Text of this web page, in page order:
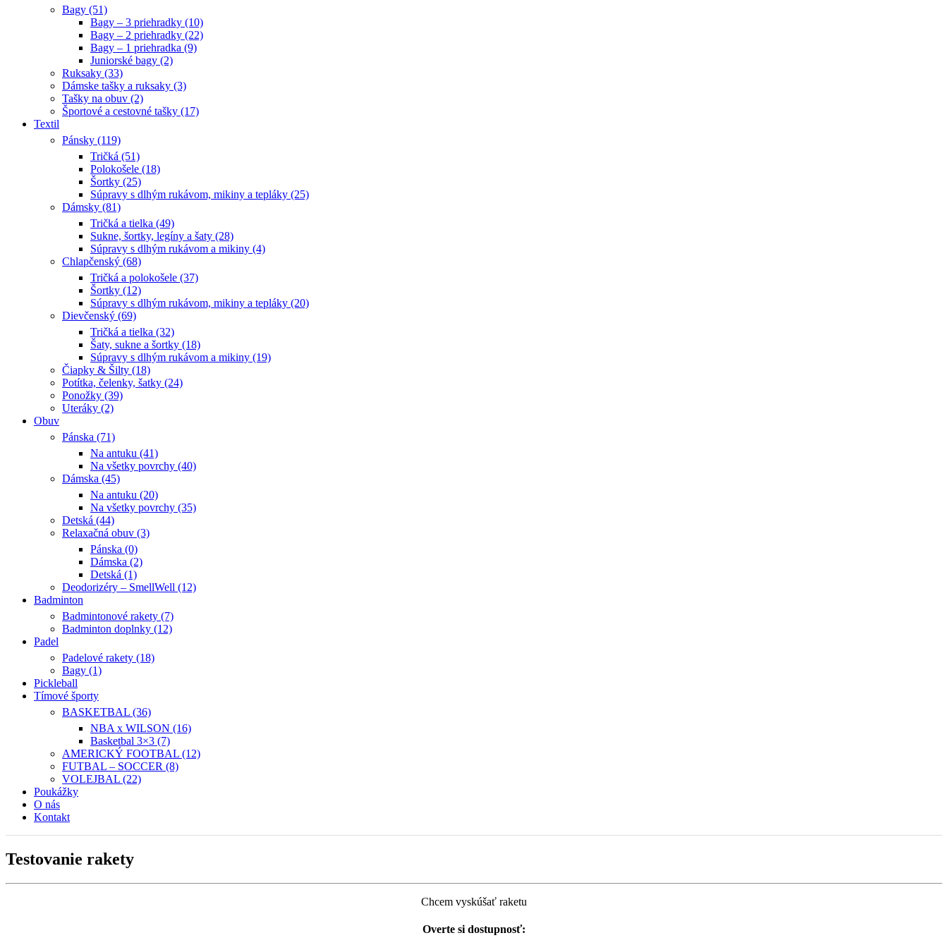
Bagy (51)
Bagy – 3 priehradky (10)
Bagy – 2 priehradky (22)
Bagy – 1 priehradka (9)
Juniorské bagy (2)
Ruksaky (33)
Dámske tašky a ruksaky (3)
Tašky na obuv (2)
Športové a cestovné tašky (17)
Textil
Pánsky (119)
Tričká (51)
Polokošele (18)
Šortky (25)
Súpravy s dlhým rukávom, mikiny a tepláky (25)
Dámsky (81)
Tričká a tielka (49)
Sukne, šortky, legíny a šaty (28)
Súpravy s dlhým rukávom a mikiny (4)
Chlapčenský (68)
Tričká a polokošele (37)
Šortky (12)
Súpravy s dlhým rukávom, mikiny a tepláky (20)
Dievčenský (69)
Tričká a tielka (32)
Šaty, sukne a šortky (18)
Súpravy s dlhým rukávom a mikiny (19)
Čiapky & Šilty (18)
Potítka, čelenky, šatky (24)
Ponožky (39)
Uteráky (2)
Obuv
Pánska (71)
Na antuku (41)
Na všetky povrchy (40)
Dámska (45)
Na antuku (20)
Na všetky povrchy (35)
Detská (44)
Relaxačná obuv (3)
Pánska (0)
Dámska (2)
Detská (1)
Deodorizéry – SmellWell (12)
Badminton
Badmintonové rakety (7)
Badminton doplnky (12)
Padel
Padelové rakety (18)
Bagy (1)
Pickleball
Tímové športy
BASKETBAL (36)
NBA x WILSON (16)
Basketbal 3×3 (7)
AMERICKÝ FOOTBAL (12)
FUTBAL – SOCCER (8)
VOLEJBAL (22)
Poukážky
O nás
Kontakt
Testovanie rakety
Chcem vyskúšať raketu
Overte si dostupnosť: